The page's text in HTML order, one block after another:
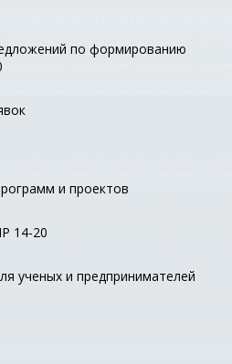
по формированию
и проектов
14-20
ученых и предпринимателей